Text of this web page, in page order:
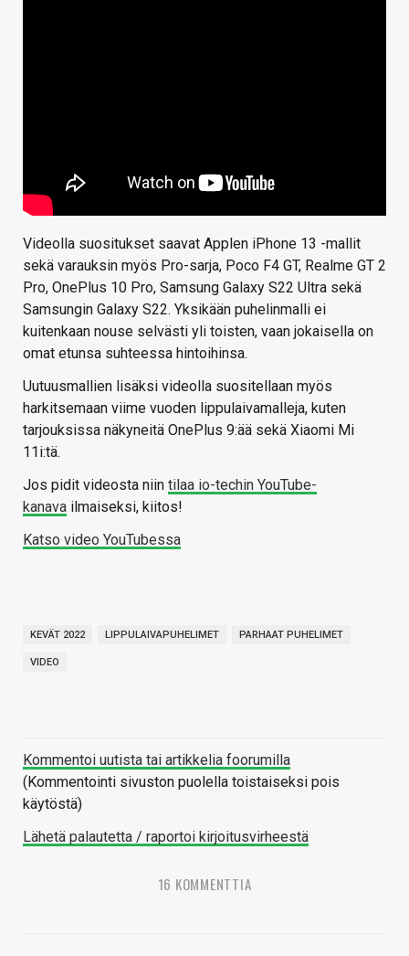
Videolla suositukset saavat Applen iPhone 13 -mallit
sekä varauksin myös Pro-sarja, Poco F4 GT, Realme GT 2
Pro, OnePlus 10 Pro, Samsung Galaxy S22 Ultra sekä
Samsungin Galaxy S22. Yksikään puhelinmalli ei
kuitenkaan nouse selvästi yli toisten, vaan jokaisella on
omat etunsa suhteessa hintoihinsa.
Uutuusmallien lisäksi videolla suositellaan myös
harkitsemaan viime vuoden lippulaivamalleja, kuten
tarjouksissa näkyneitä OnePlus 9:ää sekä Xiaomi Mi
11i:tä.
Jos pidit videosta niin tilaa io-techin YouTube-
kanava ilmaiseksi, kiitos!
Katso video YouTubessa
KEVÄT 2022 LIPPULAIVAPUHELIMET PARHAAT PUHELIMET
VIDEO
Kommentoi uutista tai artikkelia foorumilla
(Kommentointi sivuston puolella toistaiseksi pois
käytöstä)
Lähetä palautetta / raportoi kirjoitusvirheestä
16 KOMMENTTIA